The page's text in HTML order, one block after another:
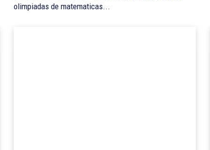
olimpiadas de matematicas...